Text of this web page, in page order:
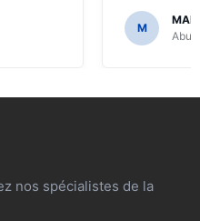
de le
M
Abu
nos spécialistes de la